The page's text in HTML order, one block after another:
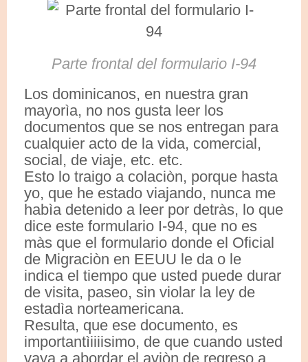
Parte frontal del formulario I-94
Los dominicanos, en nuestra gran
mayorìa, no nos gusta leer los
documentos que se nos entregan para
cualquier acto de la vida, comercial,
social, de viaje, etc. etc.
Esto lo traigo a colaciòn, porque hasta
yo, que he estado viajando, nunca me
habìa detenido a leer por detràs, lo que
dice este formulario I-94, que no es
màs que el formulario donde el Oficial
de Migraciòn en EEUU le da o le
indica el tiempo que usted puede durar
de visita, paseo, sin violar la ley de
estadìa norteamericana.
Resulta, que ese documento, es
importantìiiiisimo, de que cuando usted
vaya a abordar el aviòn de regreso a